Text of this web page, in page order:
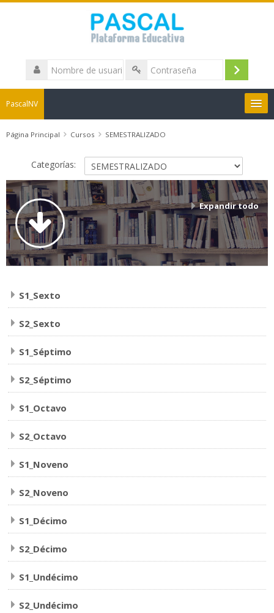
Nombre
de
usuario
Acceder
PascalNV
Boletines de Notas
Herramientas
Imaginario Pascal
Español - Colombia ‎(es_co)‎
Buscar
cursos
Página Principal Cursos SEMESTRALIZADO
Categorías:
Expandir todo
S1_Sexto
S2_Sexto
S1_Séptimo
S2_Séptimo
S1_Octavo
S2_Octavo
S1_Noveno
S2_Noveno
S1_Décimo
S2_Décimo
S1_Undécimo
S2_Undécimo